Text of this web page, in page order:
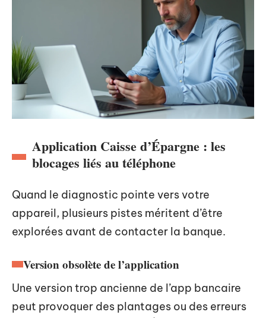
Application Caisse d’Épargne : les
blocages liés au téléphone
Quand le diagnostic pointe vers votre
appareil, plusieurs pistes méritent d’être
explorées avant de contacter la banque.
Version obsolète de l’application
Une version trop ancienne de l’app bancaire
peut provoquer des plantages ou des erreurs